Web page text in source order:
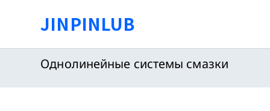
содержимомуJINPINLUB
Однолинейные системы смазки